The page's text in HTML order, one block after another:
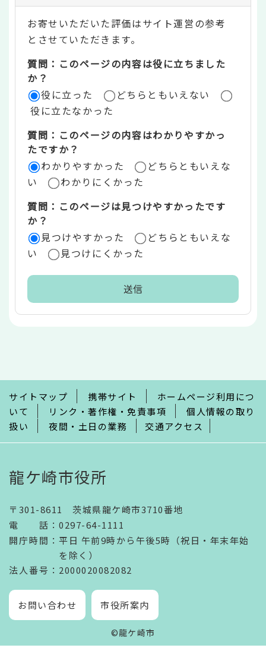
テ
ン
ツ
評
価
リ
ア
お寄せいただいた評価はサイト運営の参考
とさせていただきます。
質問：このページの内容は役に立ちました
か？
役に立った
どちらともいえない
役に立たなかった
質問：このページの内容はわかりやすかっ
たですか？
わかりやすかった
どちらともいえな
い
わかりにくかった
質問：このページは見つけやすかったです
か？
見つけやすかった
どちらともいえな
い
見つけにくかった
で
サイトマップ 携帯サイト
ホームページ利用につ
いて
リンク・著作権・免責事項
個人情報の取り
扱い
夜間・土日の業務 交通アクセス
龍ケ崎市役所
〒301-8611 茨城県龍ケ崎市3710番地
電話 ： 0297-64-1111
開庁時間 ： 平日 午前9時から午後5時（祝日・年末年始
を除く）
法人番号 ：2000020082082
お問い合わせ 市役所案内
©龍ケ崎市